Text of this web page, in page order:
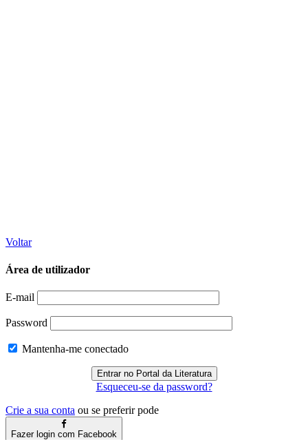
Voltar
Área de utilizador
E-mail
Password
Mantenha-me conectado
Esqueceu-se da password?
Crie a sua conta ou se preferir pode
Fazer login com Facebook